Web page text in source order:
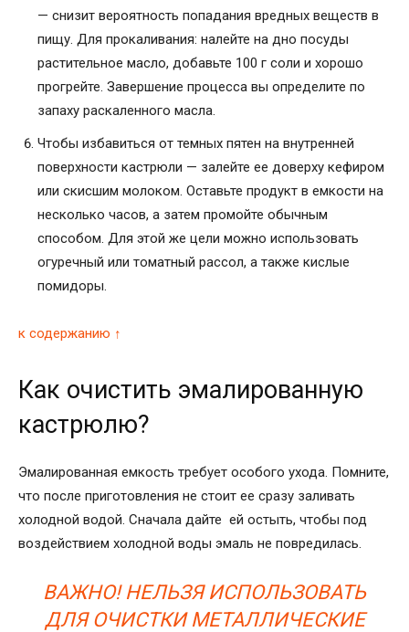
— снизит вероятность попадания вредных веществ в
пищу. Для прокаливания: налейте на дно посуды
растительное масло, добавьте 100 г соли и хорошо
прогрейте. Завершение процесса вы определите по
запаху раскаленного масла.
Чтобы избавиться от темных пятен на внутренней
поверхности кастрюли — залейте ее доверху кефиром
или скисшим молоком. Оставьте продукт в емкости на
несколько часов, а затем промойте обычным
способом. Для этой же цели можно использовать
огуречный или томатный рассол, а также кислые
помидоры.
к содержанию ↑
Как очистить эмалированную
кастрюлю?
Эмалированная емкость требует особого ухода. Помните,
что после приготовления не стоит ее сразу заливать
холодной водой. Сначала дайте ей остыть, чтобы под
воздействием холодной воды эмаль не повредилась.
ВАЖНО! НЕЛЬЗЯ ИСПОЛЬЗОВАТЬ
ДЛЯ ОЧИСТКИ МЕТАЛЛИЧЕСКИЕ